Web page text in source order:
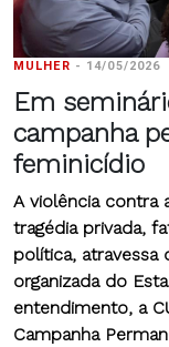
MULHER - 14/05/2026
Em
campanha
feminicídio
A violência contra
tragédia privada,
política,
organizada do
entendimento, a
Campanha